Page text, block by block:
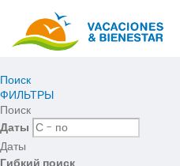
Поиск
ФИЛЬТРЫ
Поиск
Даты
Даты
Гибкий поиск